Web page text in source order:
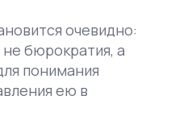
очевидно:
бюрократия, а
понимания
ею в